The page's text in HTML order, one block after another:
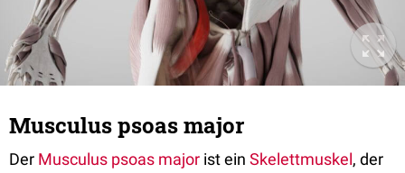
Musculus psoas major
Der Musculus psoas major ist ein Skelettmuskel, der